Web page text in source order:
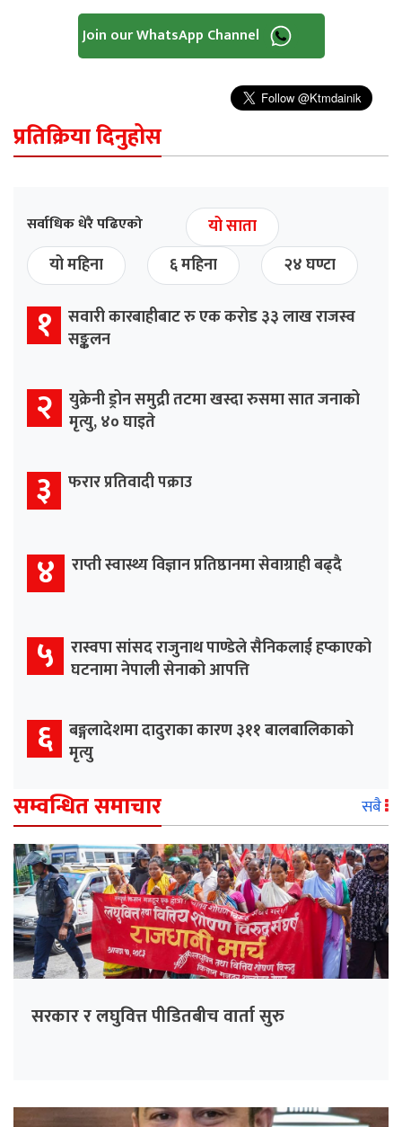
Join our WhatsApp Channel
प्रतिक्रिया दिनुहोस
सर्वाधिक धेरै पढिएको
यो साता
यो महिना
६ महिना २४ घण्टा
१
सवारी कारबाहीबाट रु एक करोड ३३ लाख राजस्व
सङ्कलन
२
युक्रेनी ड्रोन समुद्री तटमा खस्दा रुसमा सात जनाको
मृत्यु, ४० घाइते
३ फरार प्रतिवादी पक्राउ
४ राप्ती स्वास्थ्य विज्ञान प्रतिष्ठानमा सेवाग्राही बढ्दै
५
रास्वपा सांसद राजुनाथ पाण्डेले सैनिकलाई हप्काएको
घटनामा नेपाली सेनाको आपत्ति
६ बङ्गलादेशमा दादुराका कारण ३११ बालबालिकाको
मृत्यु
सम्वन्धित समाचार सबै
सरकार र लघुवित्त पीडितबीच वार्ता सुरु